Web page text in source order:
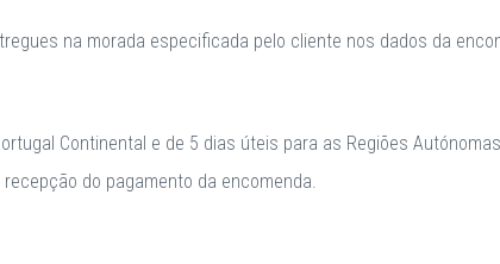
na morada especificada pelo cliente nos dados da
Continental e de 5 dias úteis para as Regiões
do pagamento da encomenda.